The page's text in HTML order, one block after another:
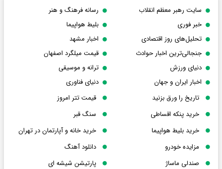
سایت رهبر معظم انقلاب
رسانه فرهنگ و هنر
خبر فوری
بلیط هواپیما
تحلیل‌های روز اقتصادی
اخبار مشهد
جنجالی‌ترین اخبار حوادث
قیمت میلگرد اصفهان
دنیای ورزش
ترانه و موسیقی
اخبار ایران و جهان
دنیای فناوری
تاریخ را ورق بزنید
قیمت تتر امروز
خرید پنکه اقساطی
سنگ قبر
خرید بلیط هواپیما
خرید خانه و آپارتمان در تهران
مزایده خودرو
دانلود آهنگ
صندلی ماساژ
پارتیشن شیشه ای